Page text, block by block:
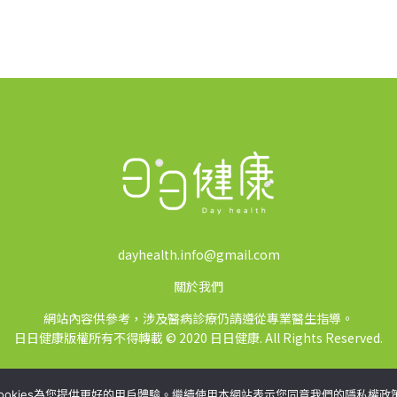
dayhealth.info@gmail.com
關於我們
網站內容供參考，涉及醫病診療仍請遵從專業醫生指導。
日日健康版權所有不得轉載 © 2020 日日健康. All Rights Reserved.